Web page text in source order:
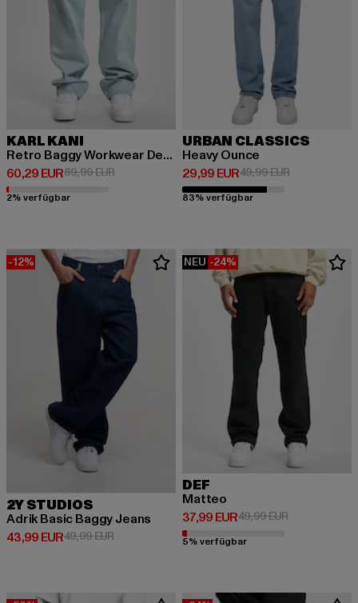
KARL KANI
Retro Baggy Workwear Denim Loose Fit
60,29 EUR
Derzeitiger Preis: 60,29 EUR
89,99 EURAktionspreis: 89,99 EUR
2% verfügbar
URBAN CLASSICS
Heavy Ounce
29,99 EUR
Derzeitiger Preis: 29,99 EUR
49,99 EURAktionspreis:
83% verfügbar
-12%
2Y STUDIOS
Adrik Basic Baggy Jeans
43,99 EUR
Derzeitiger Preis: 43,99 EUR
49,99 EURAktionspreis: 49,99 EUR
NEU -24%
DEF
Matteo
37,99 EUR
Derzeitiger Preis: 37,99 EUR
49,99 EURAktionspreis:
5% verfügbar